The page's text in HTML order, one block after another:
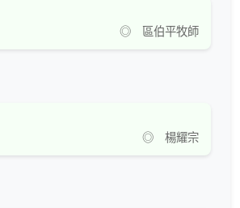
◎ 區伯平牧師
◎ 楊耀宗